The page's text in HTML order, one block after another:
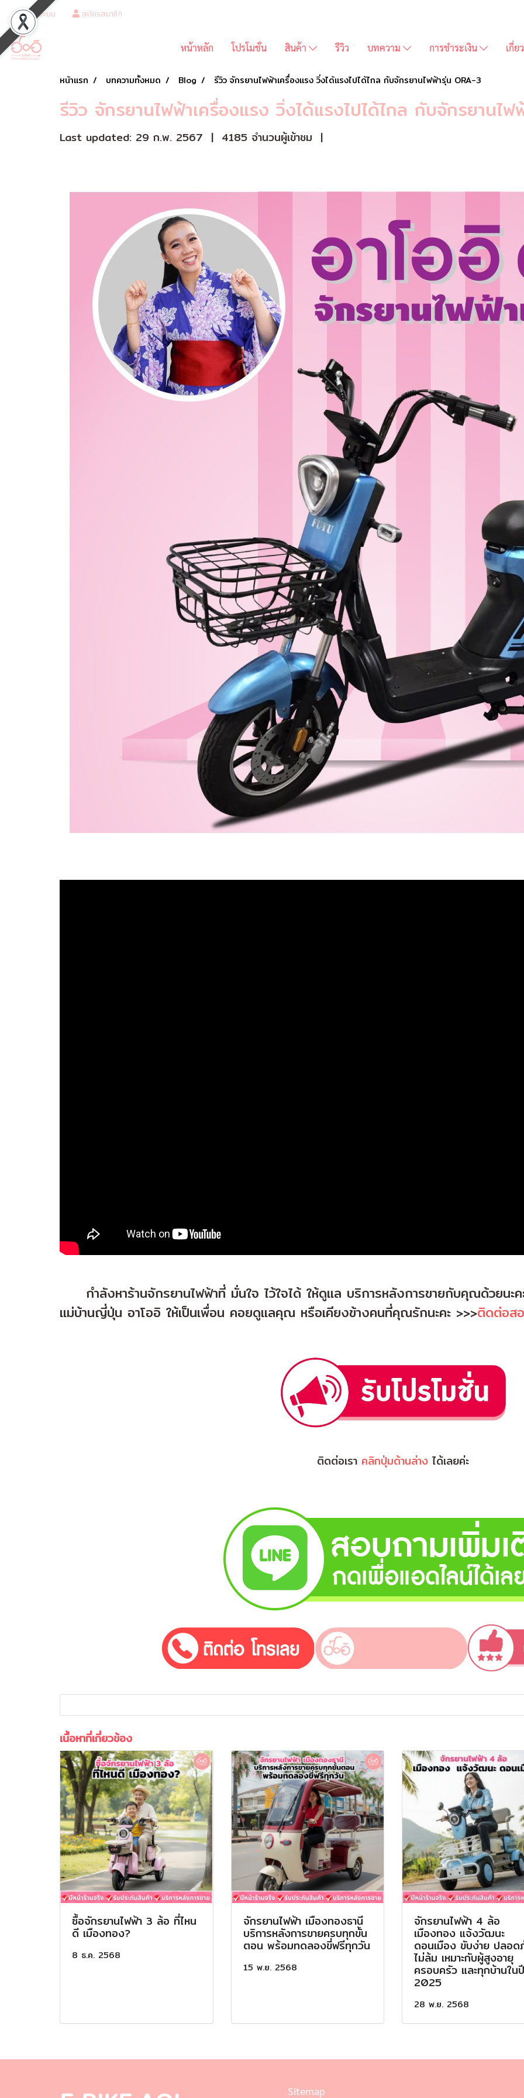
เข้าสู่ระบบ สมัครสมาชิก
หน้าหลัก โปรโมชั่น สินค้า รีวิว บทความ การชำระเงิน เกี่ย
หน้าแรก บทความทั้งหมด Blog รีวิว จักรยานไฟฟ้าเครื่องแรง วิ่งได้แรงไปได้ไกล กับจักรยานไฟฟ้ารุ่น ORA-3
รีวิว จักรยานไฟฟ้าเครื่องแรง วิ่งได้แรงไปได้ไกล กับจักรยานไ
Last updated: 29 ก.พ. 2567 | 4185 จำนวนผู้เข้าชม |
กำลังหาร้านจักรยานไฟฟ้าที่ มั่นใจ ไว้ใจได้ ให้ดูแล บริการหลังการขายกับคุณด้วยนะค
แม่บ้านญี่ปุ่น อาโออิ ให้เป็นเพื่อน คอยดูแลคุณ หรือเคียงข้างคนที่คุณรักนะคะ >>>ติดต่อส
ติดต่อเรา คลิกปุ่มด้านล่าง ได้เลยค่ะ
เนื้อหาที่เกี่ยวข้อง
ซื้อจักรยานไฟฟ้า 3 ล้อ ที่ไหน
ดี เมืองทอง?
8 ธ.ค. 2568
จักรยานไฟฟ้า เมืองทองธานี
บริการหลังการขายครบทุกขั้น
ตอน พร้อมทดลองขี่ฟรีทุกวัน
15 พ.ย. 2568
จักรยานไฟฟ้า 4 ล้อ
เมืองทอง แจ้งวัฒนะ
ดอนเมือง ขับง่าย ปลอด
ไม่ล้ม เหมาะกับผู้สูงอายุ
ครอบครัว และทุกบ้านในปี
2025
28 พ.ย. 2568
Sitemap